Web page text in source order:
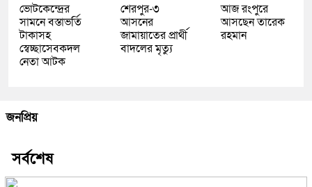
ভোটকেন্দ্রের
সামনে বস্তাভর্তি
টাকাসহ
স্বেচ্ছাসেবকদল
নেতা আটক
শেরপুর-৩
আসনের
জামায়াতের প্রার্থী
বাদলের মৃত্যু
আজ রংপুরে
আসছেন তারেক
রহমান
জনপ্রিয়
সর্বশেষ